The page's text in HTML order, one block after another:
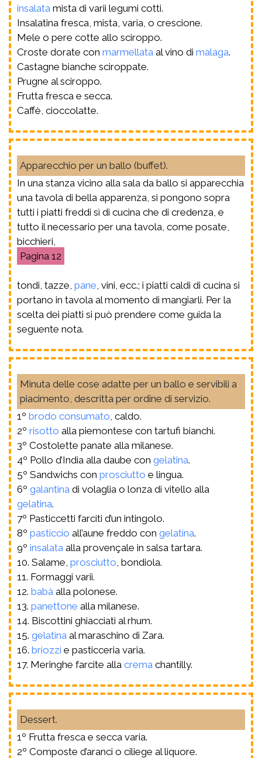
insalata mista di varii legumi cotti.
Insalatina fresca, mista, varia, o crescione.
Mele o pere cotte allo sciroppo.
Croste dorate con marmellata al vino di malaga.
Castagne bianche sciroppate.
Prugne al sciroppo.
Frutta fresca e secca.
Caffè, cioccolatte.
Apparecchio per un ballo (buffet).
In una stanza vicino alla sala da ballo si apparecchia
una tavola di bella apparenza, si pongono sopra
tutti i piatti freddi sì di cucina che di credenza, e
tutto il necessario per una tavola, come posate,
bicchieri,
12
tondi, tazze, pane , vini, ecc.; i piatti caldi di cucina si
portano in tavola al momento di mangiarli. Per la
scelta dei piatti si può prendere come guida la
seguente nota.
Minuta delle cose adatte per un ballo e servibili a
piacimento, descritta per ordine di servizio.
1º brodo consumato , caldo.
2º risotto alla piemontese con tartufi bianchi.
3º Costolette panate alla milanese.
4º Pollo d’India alla daube con gelatina.
5º Sandwichs con prosciutto e lingua.
6º galantina di volaglia o lonza di vitello alla
gelatina.
7º Pasticcetti farciti d’un intingolo.
8º pasticcio all’aune freddo con gelatina.
9º insalata alla provençale in salsa tartara.
10. Salame, prosciutto , bondiola.
11. Formaggi varii.
12. babà alla polonese.
13. panettone alla milanese.
14. Biscottini ghiacciati al rhum.
15. gelatina al maraschino di Zara.
16. briozzi e pasticceria varia.
17. Meringhe farcite alla crema chantilly.
Dessert.
1º Frutta fresca e secca varia.
2º Composte d’aranci o ciliege al liquore.